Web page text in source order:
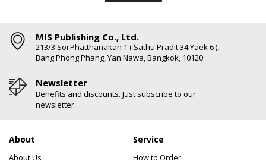
MIS Publishing Co., Ltd.
213/3 Soi Phatthanakan 1 ( Sathu Pradit 34 Yaek 6 ),
Bang Phong Phang, Yan Nawa, Bangkok, 10120
Newsletter
Benefits and discounts. Just subscribe to our
newsletter.
About
About Us
Service
How to Order